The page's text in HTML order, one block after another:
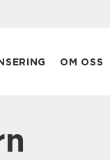
OM OSS